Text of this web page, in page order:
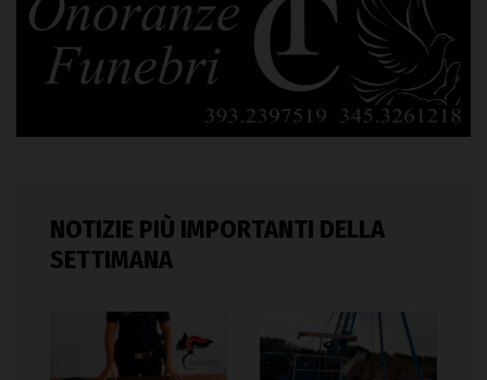
NOTIZIE PIÙ IMPORTANTI DELLA
SETTIMANA